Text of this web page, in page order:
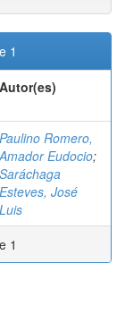
1
Autor(es)
Paulino Romero,
Amador Eudocio;
Saráchaga
Esteves, José
Luis
1